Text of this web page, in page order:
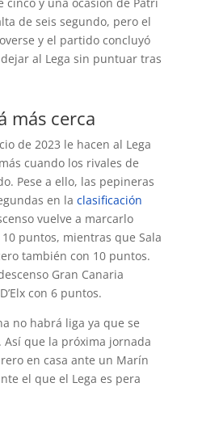
de seis segundo, pero el
y el partido concluyó
al Lega sin puntuar tras
más cerca
de 2023 le hacen al Lega
cuando los rivales de
Pese a ello, las pepineras
en la clasificación
vuelve a marcarlo
puntos, mientras que Sala
también con 10 puntos.
Gran Canaria
con 6 puntos.
no habrá liga ya que se
que la próxima jornada
en casa ante un Marín
el que el Lega es pera